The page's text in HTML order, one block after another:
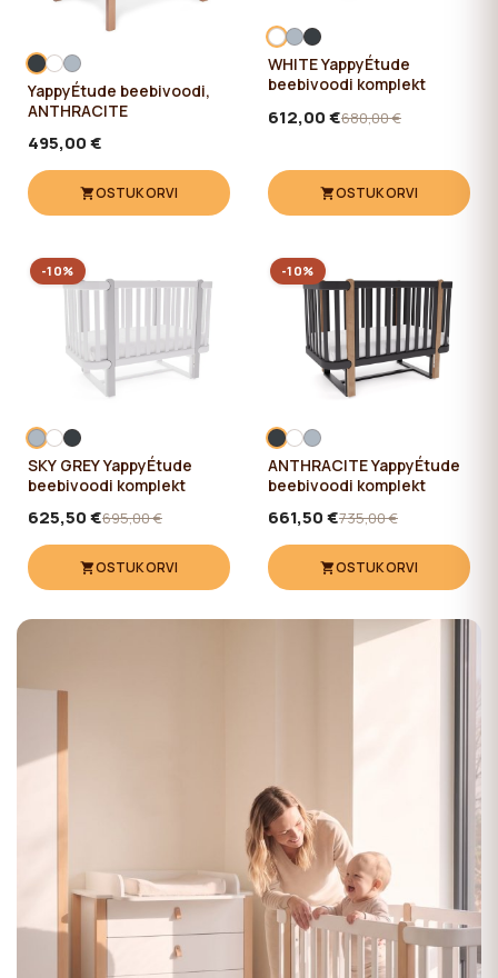
YappyÉtude beebivoodi,
ANTHRACITE
495,00 €
OSTUKORVI
WHITE YappyÉtude
beebivoodi komplekt
612,00 €680,00 €
OSTUKORVI
SKY GREY YappyÉtude
beebivoodi komplekt
625,50 €695,00 €
OSTUKORVI
-10%
ANTHRACITE YappyÉtude
beebivoodi komplekt
661,50 €735,00 €
OSTUKORVI
-10%